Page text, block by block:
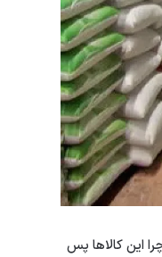
این کالاها پس